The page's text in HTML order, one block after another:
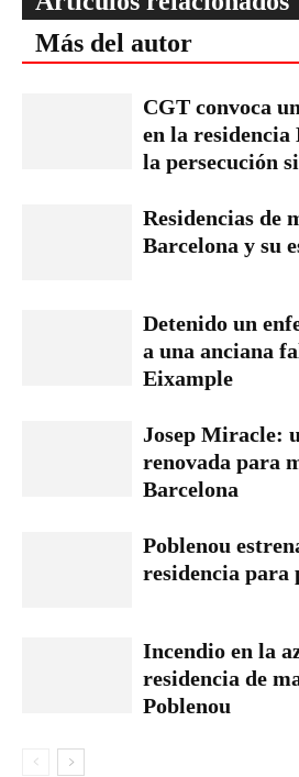
Más del autor
CGT convoca
en la residencia
la persecución
Residencias de
Barcelona y su
Detenido un
a una anciana
Eixample
Josep Miracle:
renovada para
Barcelona
Poblenou
residencia para
Incendio en la
residencia de
Poblenou